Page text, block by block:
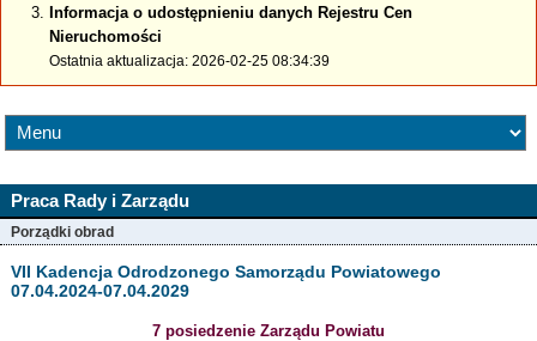
Informacja o udostępnieniu danych Rejestru Cen
Nieruchomości
Ostatnia aktualizacja: 2026-02-25 08:34:39
Praca Rady i Zarządu
Porządki obrad
VII Kadencja Odrodzonego Samorządu Powiatowego
07.04.2024-07.04.2029
7 posiedzenie Zarządu Powiatu